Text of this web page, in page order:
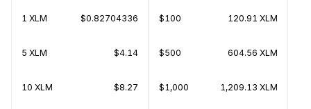
1 XLM $0.82704336
5 XLM $4.14
10 XLM $8.27
$100 120.91 XLM
$500 604.56 XLM
$1,000 1,209.13 XLM